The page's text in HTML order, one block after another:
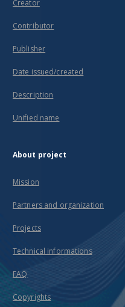
Creator
Contributor
Publisher
Date issued/created
Description
Unified name
About project
Mission
Partners and organization
Projects
Technical informations
FAQ
Copyrights